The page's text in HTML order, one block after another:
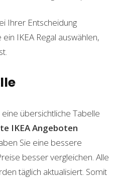
Ihrer Entscheidung
IKEA Regal auswählen,
übersichtliche Tabelle
IKEAAngeboten
Sie eine bessere
besser vergleichen. Alle
täglich aktualisiert. Somit